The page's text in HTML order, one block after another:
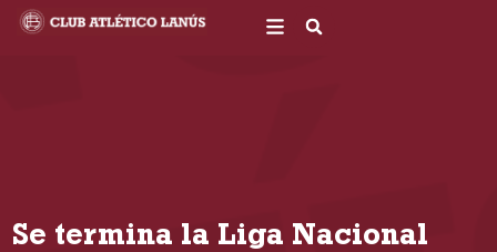
Se termina la Liga Nacional